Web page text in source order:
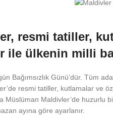
resmi tatiller,
ülkenin milli
Bağımsızlık Günü’dür. Tüm
resmi tatiller, kutlamalar ve
Müslüman Maldivler’de huzurlu
ayına göre ayarlanır.